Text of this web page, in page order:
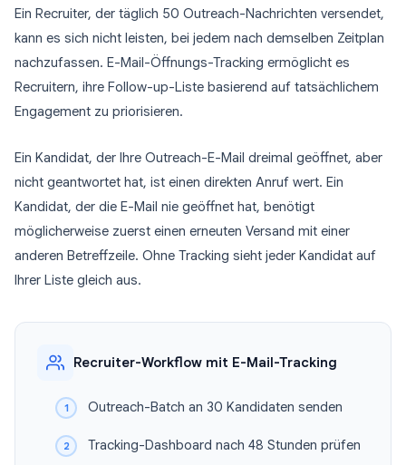
Ein Recruiter, der täglich 50 Outreach-Nachrichten versendet,
kann es sich nicht leisten, bei jedem nach demselben Zeitplan
nachzufassen. E-Mail-Öffnungs-Tracking ermöglicht es
Recruitern, ihre Follow-up-Liste basierend auf tatsächlichem
Engagement zu priorisieren.
Ein Kandidat, der Ihre Outreach-E-Mail dreimal geöffnet, aber
nicht geantwortet hat, ist einen direkten Anruf wert. Ein
Kandidat, der die E-Mail nie geöffnet hat, benötigt
möglicherweise zuerst einen erneuten Versand mit einer
anderen Betreffzeile. Ohne Tracking sieht jeder Kandidat auf
Ihrer Liste gleich aus.
Recruiter-Workflow mit E-Mail-Tracking
Outreach-Batch an 30 Kandidaten senden
Tracking-Dashboard nach 48 Stunden prüfen